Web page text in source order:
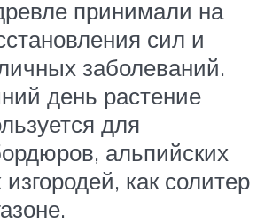
принимали на
сил и
заболеваний.
день растение
для
альпийских
как солитер